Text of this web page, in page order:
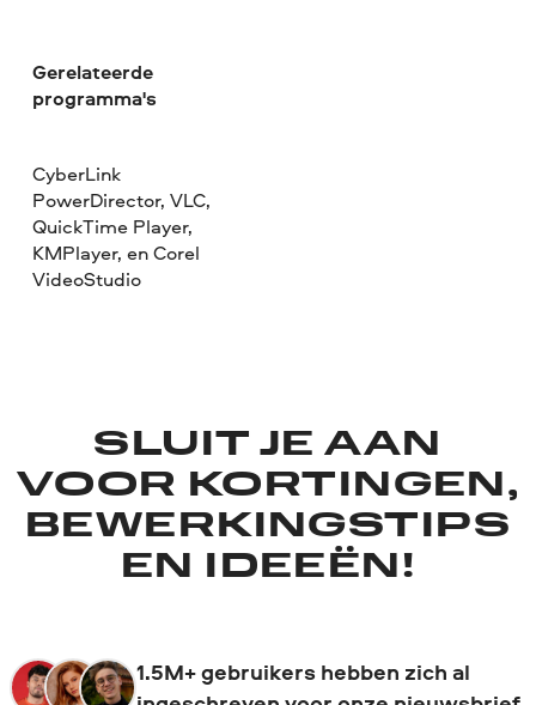
Gerelateerde
programma's
CyberLink
PowerDirector, VLC,
QuickTime Player,
KMPlayer, en Corel
VideoStudio
SLUIT JE AAN
VOOR KORTINGEN,
BEWERKINGSTIPS
EN IDEEËN!
1.5M+ gebruikers hebben zich al